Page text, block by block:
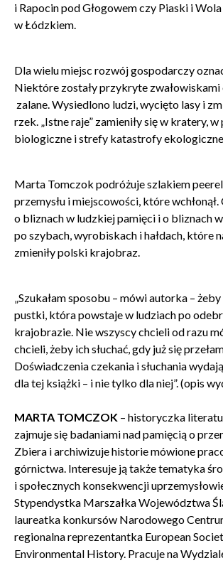
Dołącz do
Administratorem danych osobowych
Kultury ZAMEK z siedzibą w Poznaniu.
się z informacjami dotyczącymi
osobowych, które są zawarte w
i Rapocin pod Głogowem czy Piaski i
w Łódzkiem.
Dla wielu miejsc rozwój gospodarczy
Niektóre zostały przykryte zwałowiskami
zalane. Wysiedlono ludzi, wycięto lasy i
rzek. „Istne raje” zamieniły się w kratery,
biologiczne i strefy katastrofy
Marta Tomczok podróżuje szlakiem
przemysłu i miejscowości, które
o bliznach w ludzkiej pamięci i o bliznach
po szybach, wyrobiskach i hałdach, które
zmieniły polski krajobraz.
„Szukałam sposobu – mówi autorka –
pustki, która powstaje w ludziach po
krajobrazie. Nie wszyscy chcieli od razu
chcieli, żeby ich słuchać, gdy już się
Doświadczenia czekania i słuchania
dla tej książki – i nie tylko dla niej”. (opis
MARTA TOMCZOK – historyczka
zajmuje się badaniami nad pamięcią o
Zbiera i archiwizuje historie mówione
górnictwa. Interesuje ją także tematyka
i społecznych konsekwencji
Stypendystka Marszałka Województwa
laureatka konkursów Narodowego
regionalna reprezentantka European
Environmental History. Pracuje na